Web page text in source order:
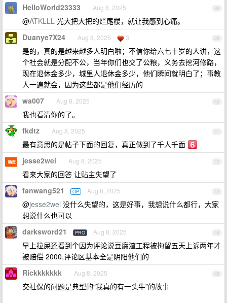
38
HelloWorld23333 Aug 8, 2025
@ATKLLL 光大把大把的烂尾楼，就让我感到心痛。
39
Duanye7X24 Aug 8, 2025 3
是的，真的是越来越多人明白啦；不信你给六七十岁的人讲，这
个社会就是分配不公，当年你们也交了公粮，义务去挖河修路，
现在退休金多少，城里人退休金多少，他们瞬间就明白了；事教
人一遍就会，因为这些都是他们经历的
40
wa007 Aug 8, 2025
我也看清你的了。
41
fkdtz Aug 8, 2025
最有意思的是帖子下面的回复，真正做到了千人千面
42
jesse2wei Aug 8, 2025
看来大家的回答 让贴主失望了
43
fanwang521 OP Aug 8, 2025
@jesse2wei 没什么失望的，这是好事，我想说什么都行，大家
想说什么也可以
44
darksword21 PRO Aug 8, 2025
早上拉屎还看到个因为评论说豆腐渣工程被拘留五天上诉两年才
被赔偿 2000,评论区基本全是阴阳他们的
45
Rickkkkkkk Aug 8, 2025
交社保的问题是典型的“我真的有一头牛”的故事